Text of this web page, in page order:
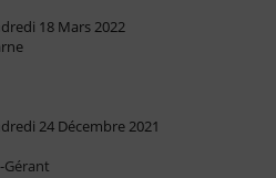
18 Mars 2022
24 Décembre 2021